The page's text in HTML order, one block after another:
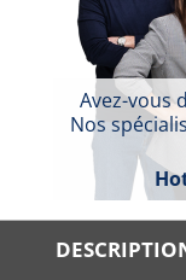
Avez-vous
Nos